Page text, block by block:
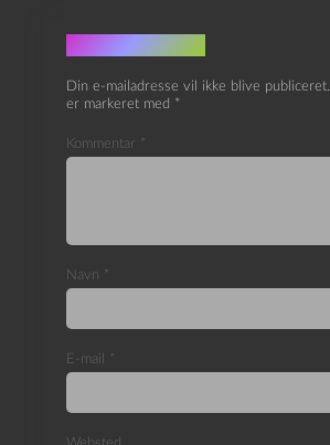
Skriv et svar
Din e-mailadresse vil ikke blive publiceret.
er markeret med *
Kommentar *
Navn *
E-mail *